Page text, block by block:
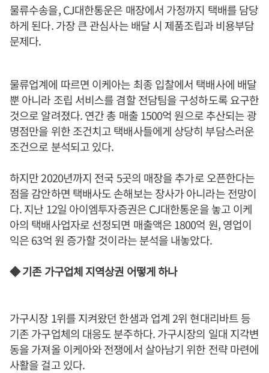
물류수송을, CJ대한통운은 매장에서 가정까지 택배를 담당
하게 된다. 가장 큰 관심사는 배달 시 제품조립과 비용부담
문제다.
물류업계에 따르면 이케아는 최종 입찰에서 택배사에 배달
뿐 아니라 조립 서비스를 겸할 전담팀을 구성하도록 요구한
것으로 알려졌다. 연간 총 매출 1500억 원으로 추산되는 광
명점만을 위한 조건치고 택배사들에게 상당히 부담스러운
조건으로 분석되고 있다.
하지만 2020년까지 전국 5곳의 매장을 추가로 오픈한다는
점을 감안하면 택배사도 손해보는 장사가 아니라는 전망이
다. 지난 12일 아이엠투자증권은 CJ대한통운을 놓고 이케
아의 택배사업자로 선정되면 매출액은 1800억 원, 영업이
익은 63억 원 증가할 것이라는 분석을 내놓았다.
◆ 기존 가구업체 지역상권 어떻게 하나
가구시장 1위를 지켜왔던 한샘과 업계 2위 현대리바트 등
기존 가구업체의 대응도 분주하다. 가구시장의 일대 지각변
동을 가져올 이케아와 전쟁에서 살아남기 위한 전략 마련에
사활을 걸고 있다.